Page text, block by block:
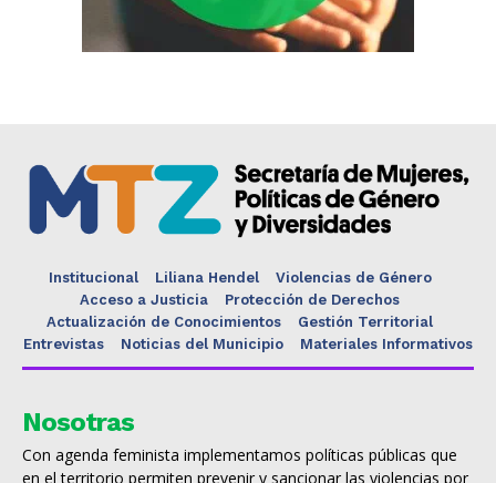
Institucional Liliana Hendel
Violencias de Género
Acceso a Justicia
Protección de Derechos
Actualización de Conocimientos
Gestión Territorial
Entrevistas
Noticias del Municipio Materiales Informativos
Nosotras
Con agenda feminista implementamos políticas públicas que
en el territorio permiten prevenir y sancionar las violencias por